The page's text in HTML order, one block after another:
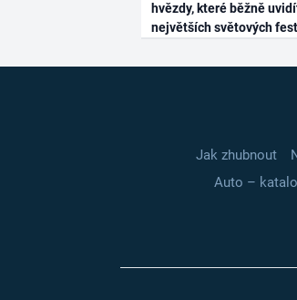
hvězdy, které běžně
největších světových
Jak zhubnout
Auto –